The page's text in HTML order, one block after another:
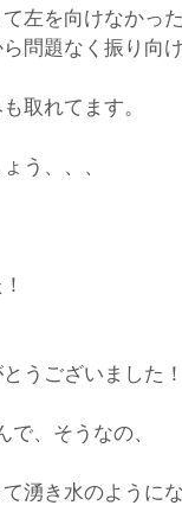
左を向けなかっ
問題なく振り向
取れてます。
う、、、
うございました！
で、そうなの、
湧き水のようにな